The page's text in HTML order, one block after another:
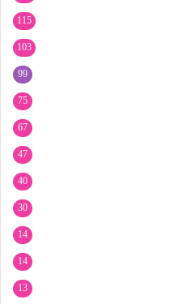
115
103
99
75
67
47
40
30
14
14
13